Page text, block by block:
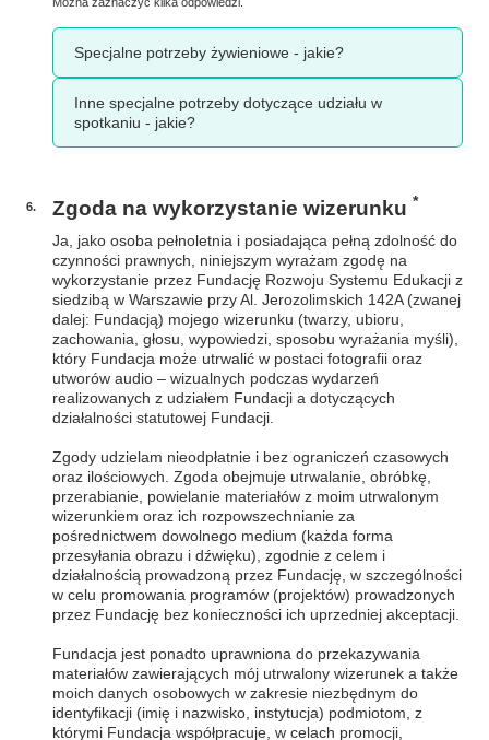
Można zaznaczyć kilka odpowiedzi.
Specjalne potrzeby żywieniowe - jakie?
Inne specjalne potrzeby dotyczące udziału w
spotkaniu - jakie?
6. Zgoda na wykorzystanie wizerunku *
Ja, jako osoba pełnoletnia i posiadająca pełną zdolność do
czynności prawnych, niniejszym wyrażam zgodę na
wykorzystanie przez Fundację Rozwoju Systemu Edukacji z
siedzibą w Warszawie przy Al. Jerozolimskich 142A (zwanej
dalej: Fundacją) mojego wizerunku (twarzy, ubioru,
zachowania, głosu, wypowiedzi, sposobu wyrażania myśli),
który Fundacja może utrwalić w postaci fotografii oraz
utworów audio – wizualnych podczas wydarzeń
realizowanych z udziałem Fundacji a dotyczących
działalności statutowej Fundacji.
Zgody udzielam nieodpłatnie i bez ograniczeń czasowych
oraz ilościowych. Zgoda obejmuje utrwalanie, obróbkę,
przerabianie, powielanie materiałów z moim utrwalonym
wizerunkiem oraz ich rozpowszechnianie za
pośrednictwem dowolnego medium (każda forma
przesyłania obrazu i dźwięku), zgodnie z celem i
działalnością prowadzoną przez Fundację, w szczególności
w celu promowania programów (projektów) prowadzonych
przez Fundację bez konieczności ich uprzedniej akceptacji.
Fundacja jest ponadto uprawniona do przekazywania
materiałów zawierających mój utrwalony wizerunek a także
moich danych osobowych w zakresie niezbędnym do
identyfikacji (imię i nazwisko, instytucja) podmiotom, z
którymi Fundacja współpracuje, w celach promocji,